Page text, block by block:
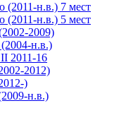
(2011-н.в.) 7 мест
(2011-н.в.) 5 мест
2009)
н.в.)
2011-16
2012)
)
н.в.)